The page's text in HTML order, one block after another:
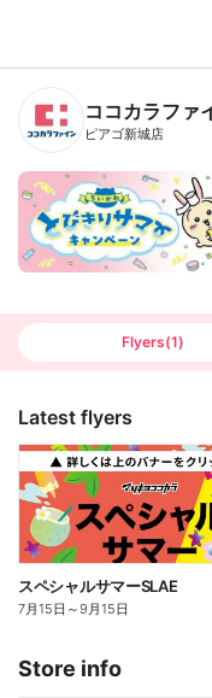
B
n
T
ココカラファ
ピアゴ新城店
Flyers(1)
Latest flyers
スペシャルサマーSLAE
7月15日 ～9月15日
Store info